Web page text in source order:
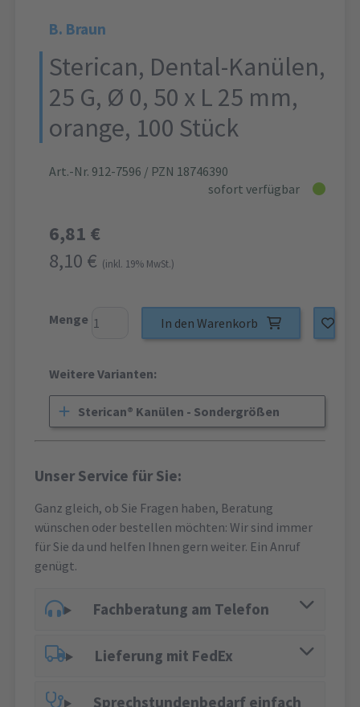
B. Braun
Sterican, Dental-Kanülen,
25 G, Ø 0, 50 x L 25 mm,
orange, 100 Stück
Art.-Nr. 912-7596 / PZN 18746390
sofort verfügbar
6,81 €
8,10 € (inkl. 19% MwSt.)
Menge In den Warenkorb
Weitere Varianten:
Sterican® Kanülen - Sondergrößen
Unser Service für Sie:
Ganz gleich, ob Sie Fragen haben, Beratung
wünschen oder bestellen möchten: Wir sind immer
für Sie da und helfen Ihnen gern weiter. Ein Anruf
genügt.
Fachberatung am Telefon
Lieferung mit FedEx
Sprechstundenbedarf einfach